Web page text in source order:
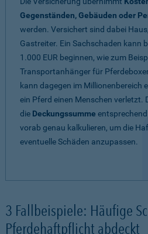
Gegenständen, Gebäuden oder
werden. Versichert sind dabei
Gastreiter. Ein Sachschaden kann
1.000 EUR beginnen, wie zum
Transportanhänger für
kann dagegen im Millionenbereich
ein Pferd einen Menschen verletzt.
die Deckungssumme
vorab genau kalkulieren, um die
eventuelle Schäden anzupassen.
3 Fallbeispiele: Häufige
Pferdehaftpflicht abdeckt